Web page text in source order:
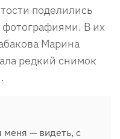
поделились
В их
Марина
редкий снимок
меня — видеть, с